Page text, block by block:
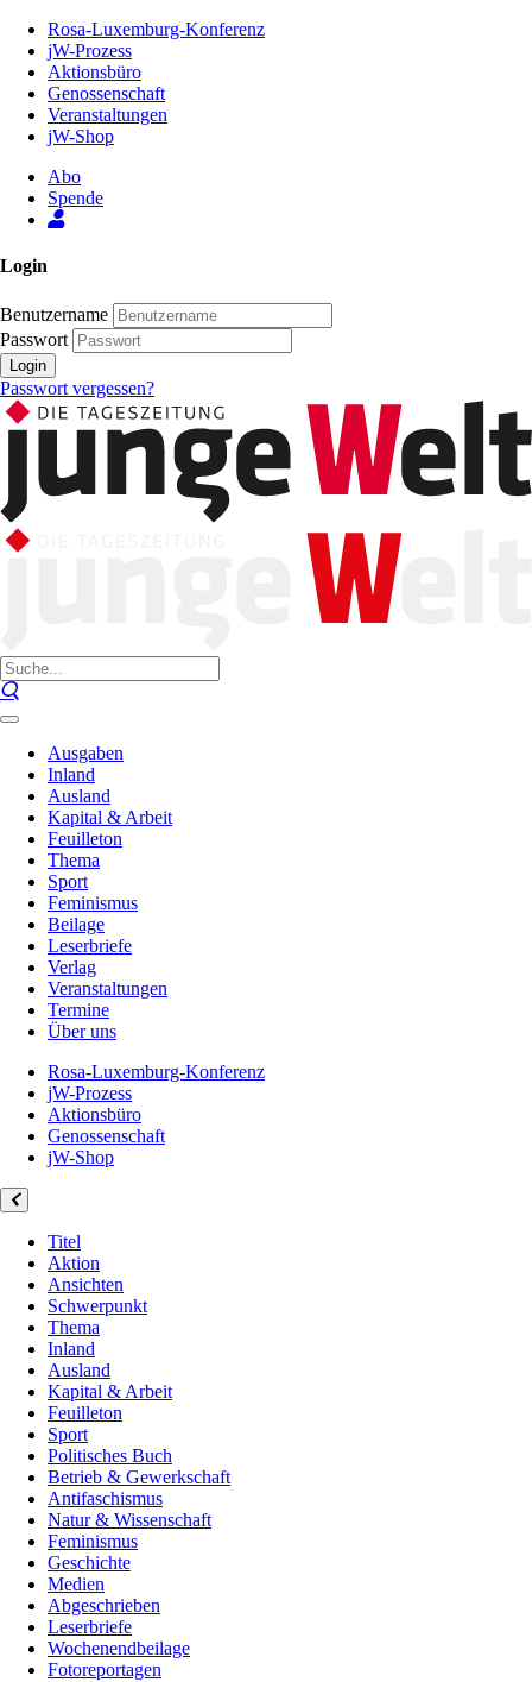
Inhalt
Seite
Rosa-Luxemburg-Konferenz
jW-Prozess
Aktionsbüro
Genossenschaft
Veranstaltungen
jW-Shop
Abo
Spende
Login
Benutzername
Passwort
Login
Passwort vergessen?
Ausgaben
Inland
Ausland
Kapital & Arbeit
Feuilleton
Thema
Sport
Feminismus
Beilage
Leserbriefe
Verlag
Veranstaltungen
Termine
Über uns
Rosa-Luxemburg-Konferenz
jW-Prozess
Aktionsbüro
Genossenschaft
jW-Shop
Titel
Aktion
Ansichten
Schwerpunkt
Thema
Inland
Ausland
Kapital & Arbeit
Feuilleton
Sport
Politisches Buch
Betrieb & Gewerkschaft
Antifaschismus
Natur & Wissenschaft
Feminismus
Geschichte
Medien
Abgeschrieben
Leserbriefe
Wochenendbeilage
Fotoreportagen